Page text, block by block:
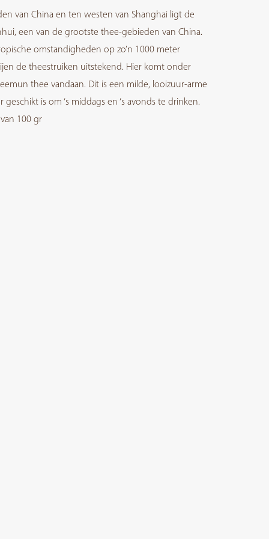
van China en ten westen van Shanghai ligt de
een van de grootste thee-gebieden van China.
omstandigheden op zo’n 1000 meter
de theestruiken uitstekend. Hier komt onder
thee vandaan. Dit is een milde, looizuur-arme
geschikt is om ‘s middags en ‘s avonds te drinken.
100 gr